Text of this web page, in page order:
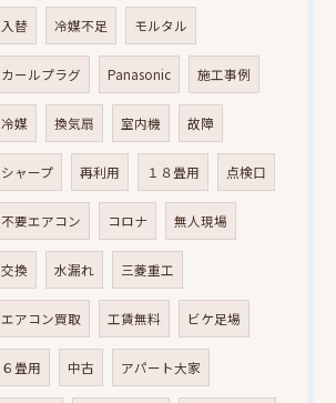
入替 冷媒不足 モルタル
カールプラグ Panasonic 施工事例
冷媒 換気扇 室内機 故障
シャープ 再利用 １８畳用 点検口
不要エアコン コロナ 無人現場
交換 水漏れ 三菱重工
エアコン買取 工賃無料 ビケ足場
６畳用 中古 アパート大家